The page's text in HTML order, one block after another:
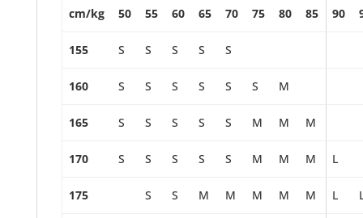
cm/kg 50 55 60 65 70 75 80 85 90
155 S S S S S
160 S S S S S S M
165 S S S S S M M M
170 S S S S S M M M L
175 S S M M M M M L